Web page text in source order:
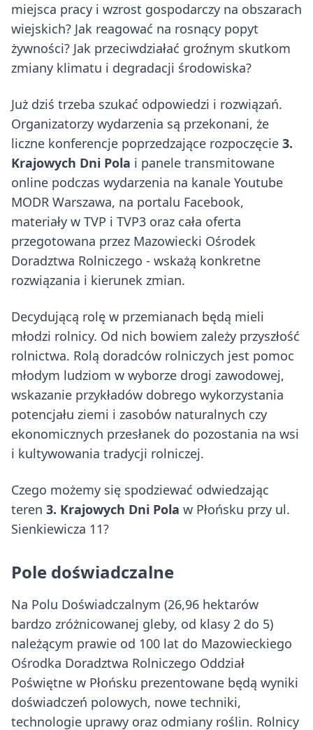
miejsca pracy i wzrost gospodarczy na obszarach
wiejskich? Jak reagować na rosnący popyt
żywności? Jak przeciwdziałać groźnym skutkom
zmiany klimatu i degradacji środowiska?
Już dziś trzeba szukać odpowiedzi i rozwiązań.
Organizatorzy wydarzenia są przekonani, że
liczne konferencje poprzedzające rozpoczęcie 3.
Krajowych Dni Pola i panele transmitowane
online podczas wydarzenia na kanale Youtube
MODR Warszawa, na portalu Facebook,
materiały w TVP i TVP3 oraz cała oferta
przegotowana przez Mazowiecki Ośrodek
Doradztwa Rolniczego - wskażą konkretne
rozwiązania i kierunek zmian.
Decydującą rolę w przemianach będą mieli
młodzi rolnicy. Od nich bowiem zależy przyszłość
rolnictwa. Rolą doradców rolniczych jest pomoc
młodym ludziom w wyborze drogi zawodowej,
wskazanie przykładów dobrego wykorzystania
potencjału ziemi i zasobów naturalnych czy
ekonomicznych przesłanek do pozostania na wsi
i kultywowania tradycji rolniczej.
Czego możemy się spodziewać odwiedzając
teren 3. Krajowych Dni Pola w Płońsku przy ul.
Sienkiewicza 11?
Pole doświadczalne
Na Polu Doświadczalnym (26,96 hektarów
bardzo zróżnicowanej gleby, od klasy 2 do 5)
należącym prawie od 100 lat do Mazowieckiego
Ośrodka Doradztwa Rolniczego Oddział
Poświętne w Płońsku prezentowane będą wyniki
doświadczeń polowych, nowe techniki,
technologie uprawy oraz odmiany roślin. Rolnicy